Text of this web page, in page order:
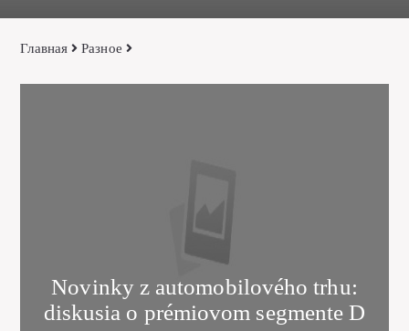
Главная Разное
Novinky z automobilového trhu:
diskusia o prémiovom segmente D